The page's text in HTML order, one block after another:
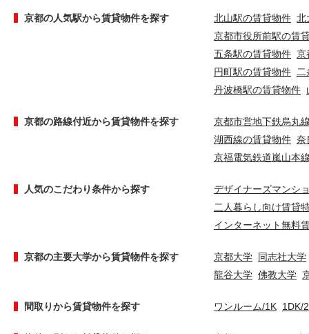
京都の人気駅から賃貸物件を探す 北山駅の賃貸物件 北
京都市役所前駅の賃
五条駅の賃貸物件 京
円町駅の賃貸物件 二
丹波橋駅の賃貸物件
京都の路線付近から賃貸物件を探す
京都市営地下鉄烏丸
湖西線の賃貸物件 奈
京福電気鉄道嵐山本
人気のこだわり条件から探す
デザイナーズマンシ
二人暮らし向け賃貸
インターネット無料
京都の主要大学から賃貸物件を探す 京都大学 同志社大学
龍谷大学 佛教大学
間取りから賃貸物件を探す ワンルーム/1K 1DK/